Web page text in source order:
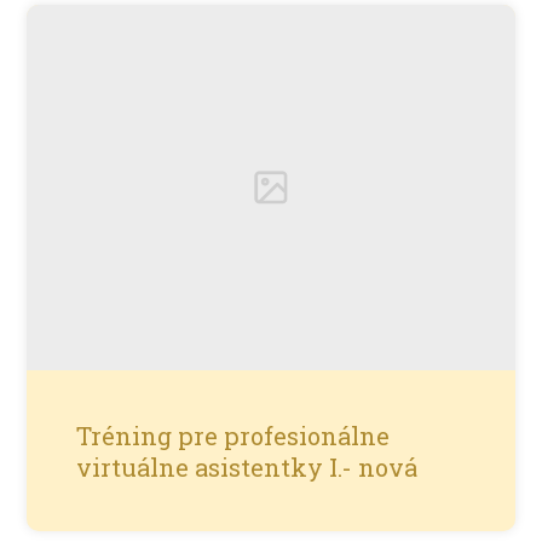
Tréning pre profesionálne
virtuálne asistentky I.- nová